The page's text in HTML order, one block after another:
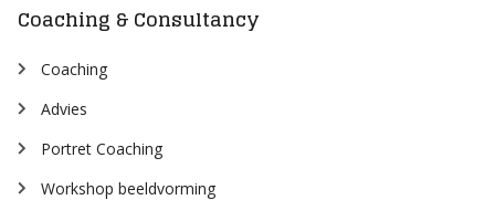
Coaching & Consultancy
Coaching
Advies
Portret Coaching
Workshop beeldvorming